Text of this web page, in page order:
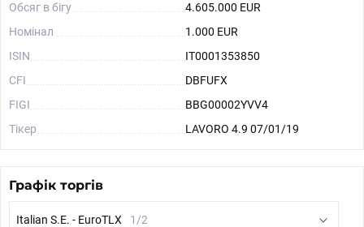
Обсяг в бігу
4.605.000 EUR
Номінал
1.000 EUR
ISIN
IT0001353850
CFI
DBFUFX
FIGI
BBG00002YVV4
Тікер
LAVORO 4.9 07/01/19
Графік торгів
Italian S.E. - EuroTLX 1/2